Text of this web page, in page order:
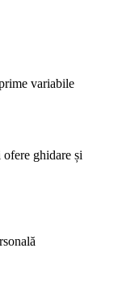
variabile
ghidare și